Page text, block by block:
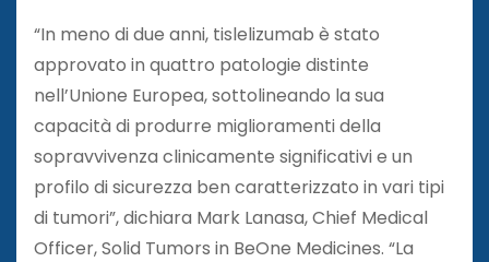
“In meno di due anni, tislelizumab è stato
approvato in quattro patologie distinte
nell’Unione Europea, sottolineando la sua
capacità di produrre miglioramenti della
sopravvivenza clinicamente significativi e un
profilo di sicurezza ben caratterizzato in vari tipi
di tumori”, dichiara Mark Lanasa, Chief Medical
Officer, Solid Tumors in BeOne Medicines. “La